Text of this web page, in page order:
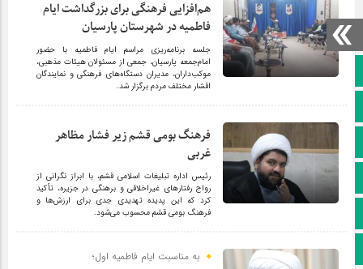
صفحه نخست
کانال ایتا
آپارات
پخش زنده
هم‌افزایی فرهنگی برای بزرگداشت ایام
فاطمیه در شهرستان پارسیان
جلسه برنامه‌ریزی مراسم ایام فاطمیه با حضور
امام‌جمعه پارسیان، جمعی از مسئولان هیئات مذهبی،
موکب‌داران، مدیران دستگاه‌های فرهنگی و نمایندگان
اقشار مختلف مردم برگزار شد.
فرهنگ بومی قشم زیر فشار مظاهر
غربی
رئیس اداره تبلیغات اسلامی قشم، با ابراز نگرانی از
رواج رفتارهای غیراخلاقی و برهنگی در جزیره، تأکید
کرد که این پدیده تهدیدی جدی برای ارزش‌ها و
فرهنگ بومی قشم محسوب می‌شود.
به مناسبت ایام فاطمیه اول؛